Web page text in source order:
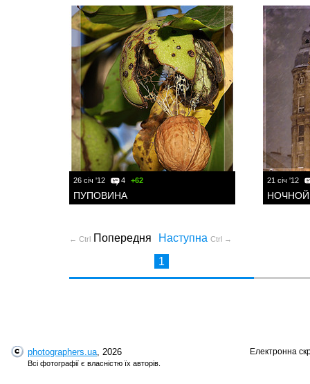
26 січ '12 4 +62
ПУПОВИНА
21 січ '12
← Ctrl Попередня Наступна Ctrl →
1
photographers.ua, 2026
Всі фотографії є власністю їх авторів.
Електронна